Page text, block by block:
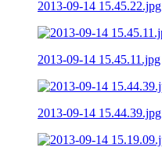
2013-09-14 15.45.22.jpg
2013-09-14 15.45.11.jpg
2013-09-14 15.44.39.jpg